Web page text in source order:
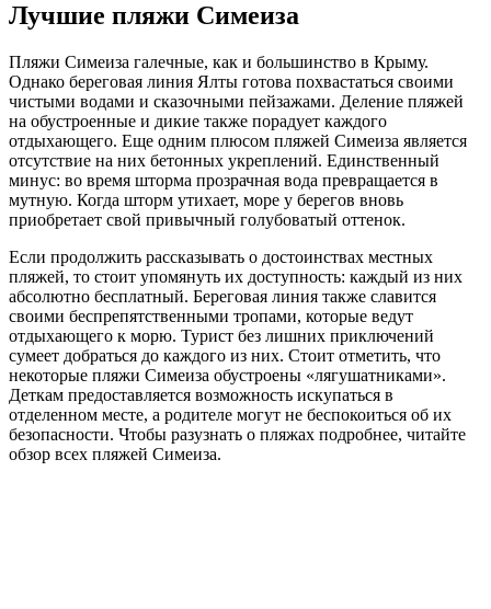
Лучшие пляжи Симеиза
Пляжи Симеиза галечные, как и большинство в Крыму.
Однако береговая линия Ялты готова похвастаться своими
чистыми водами и сказочными пейзажами. Деление пляжей
на обустроенные и дикие также порадует каждого
отдыхающего. Еще одним плюсом пляжей Симеиза является
отсутствие на них бетонных укреплений. Единственный
минус: во время шторма прозрачная вода превращается в
мутную. Когда шторм утихает, море у берегов вновь
приобретает свой привычный голубоватый оттенок.
Если продолжить рассказывать о достоинствах местных
пляжей, то стоит упомянуть их доступность: каждый из них
абсолютно бесплатный. Береговая линия также славится
своими беспрепятственными тропами, которые ведут
отдыхающего к морю. Турист без лишних приключений
сумеет добраться до каждого из них. Стоит отметить, что
некоторые пляжи Симеиза обустроены «лягушатниками».
Деткам предоставляется возможность искупаться в
отделенном месте, а родителе могут не беспокоиться об их
безопасности. Чтобы разузнать о пляжах подробнее, читайте
обзор всех пляжей Симеиза.